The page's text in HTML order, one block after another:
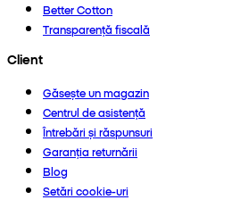
Better Cotton
Transparență fiscală
Client
Găsește un magazin
Centrul de asistență
Întrebări și răspunsuri
Garanția returnării
Blog
Setări cookie-uri